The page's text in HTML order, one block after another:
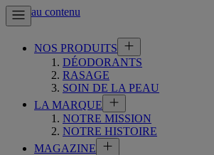
Aller au contenu
NOS PRODUITS
DÉODORANTS
RASAGE
SOIN DE LA PEAU
LA MARQUE
NOTRE MISSION
NOTRE HISTOIRE
MAGAZINE